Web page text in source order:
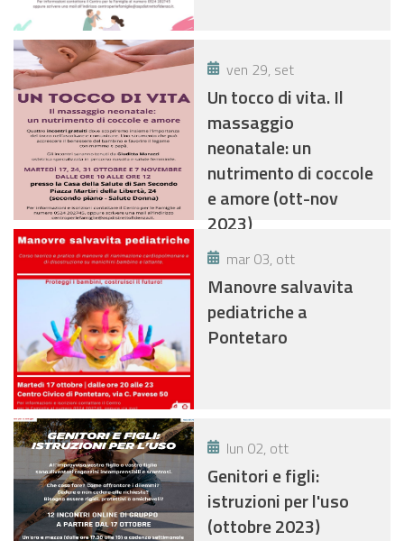
ven 29, set
Un tocco di vita. Il
massaggio
neonatale: un
nutrimento di coccole
e amore (ott-nov
2023)
mar 03, ott
Manovre salvavita
pediatriche a
Pontetaro
lun 02, ott
Genitori e figli:
istruzioni per l'uso
(ottobre 2023)